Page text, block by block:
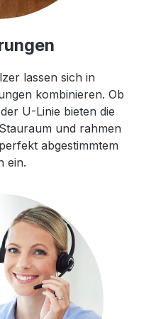
lassen sich in
kombinieren. Ob
U-Linie bieten die
und rahmen
abgestimmtem
ein.